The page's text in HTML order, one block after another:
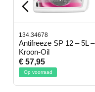
134.34678
Antifreeze SP 12 – 5L –
Kroon-Oil
€ 57,95
Op voorraad